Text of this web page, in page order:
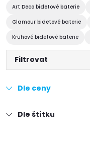
Art Deco bidetové baterie
Glamour bidetové baterie
Kruhové bidetové baterie
Filtrovat
Dle ceny
Dle štítku